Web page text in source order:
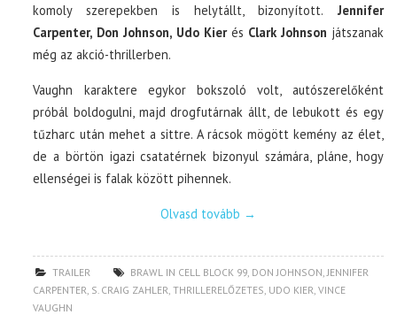
komoly szerepekben is helytállt, bizonyított. Jennifer
Carpenter, Don Johnson, Udo Kierés Clark Johnson játszanak
még az akció-thrillerben.
Vaughn karaktere egykor bokszoló volt, autószerelőként
próbál boldogulni, majd drogfutárnak állt, de lebukott és egy
tűzharc után mehet a sittre. A rácsok mögött kemény az élet,
de a börtön igazi csatatérnek bizonyul számára, pláne, hogy
ellenségei is falak között pihennek.
Olvasd tovább →
TRAILER BRAWL IN CELL BLOCK 99, DON JOHNSON,JENNIFER
CARPENTER, S. CRAIG ZAHLER,THRILLERELŐZETES, UDO KIER,VINCE
VAUGHN